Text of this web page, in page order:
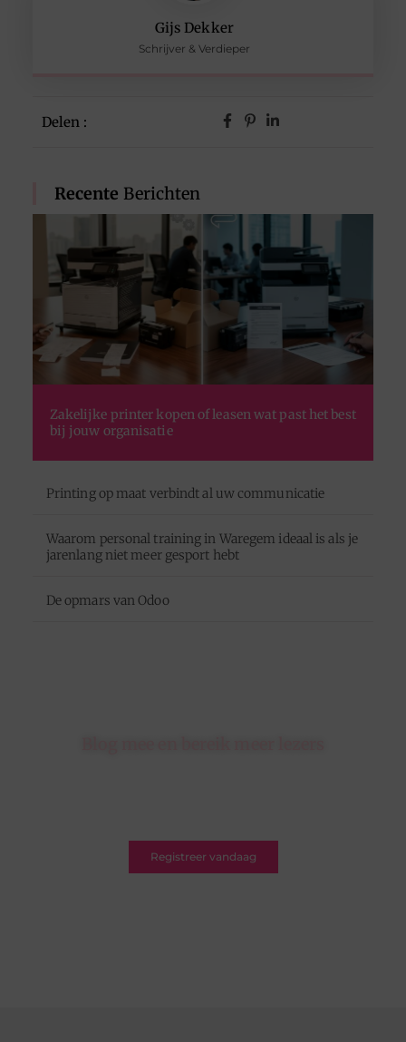
Gijs Dekker
Schrijver & Verdieper
Delen :
Recente Berichten
Zakelijke printer kopen of leasen wat past het best
bij jouw organisatie
Printing op maat verbindt al uw communicatie
Waarom personal training in Waregem ideaal is als je
jarenlang niet meer gesport hebt
De opmars van Odoo
Registreer vandaag